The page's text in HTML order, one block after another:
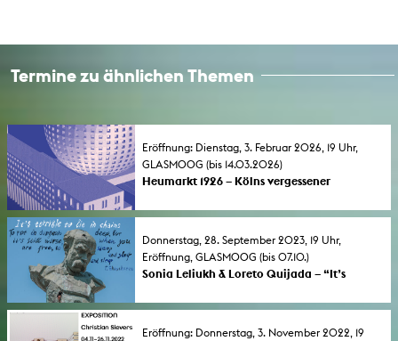
Termine zu ähnlichen Themen
Eröffnung: Dienstag, 3. Februar 2026, 19 Uhr,
GLASMOOG (bis 14.03.2026)
Heumarkt 1926 – Kölns vergessener
Eine Ausstellung der Fakultät für Architektur
Studierende der Mastervertiefung
Denkmalpflege.
Donnerstag, 28. September 2023, 19 Uhr,
Eröffnung, GLASMOOG (bis 07.10.)
Sonia Leliukh & Loreto Quijada – “It’s
deep, but it’s still worse when you are free to
Eröffnung: Donnerstag, 3. November 2022, 19